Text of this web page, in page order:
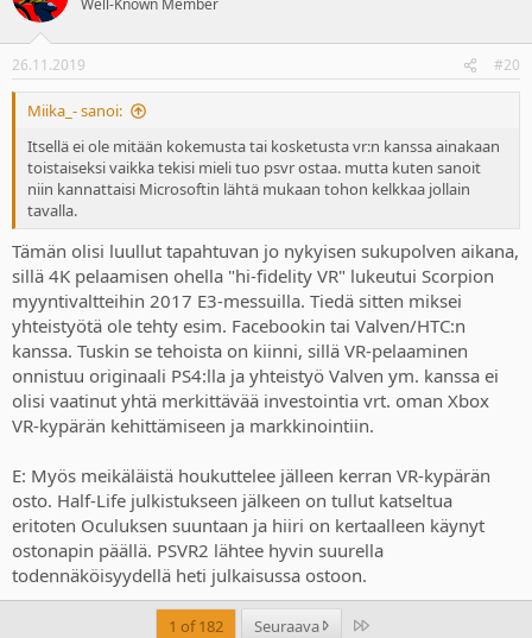
26.11.2019 #20
Miika_- sanoi:
Itsellä ei ole mitään kokemusta tai kosketusta vr:n kanssa ainakaan
toistaiseksi vaikka tekisi mieli tuo psvr ostaa. mutta kuten sanoit
niin kannattaisi Microsoftin lähtä mukaan tohon kelkkaa jollain
tavalla.
Tämän olisi luullut tapahtuvan jo nykyisen sukupolven aikana,
sillä 4K pelaamisen ohella "hi-fidelity VR" lukeutui Scorpion
myyntivaltteihin 2017 E3-messuilla. Tiedä sitten miksei
yhteistyötä ole tehty esim. Facebookin tai Valven/HTC:n
kanssa. Tuskin se tehoista on kiinni, sillä VR-pelaaminen
onnistuu originaali PS4:lla ja yhteistyö Valven ym. kanssa ei
olisi vaatinut yhtä merkittävää investointia vrt. oman Xbox
VR-kypärän kehittämiseen ja markkinointiin.
E: Myös meikäläistä houkuttelee jälleen kerran VR-kypärän
osto. Half-Life julkistukseen jälkeen on tullut katseltua
eritoten Oculuksen suuntaan ja hiiri on kertaalleen käynyt
ostonapin päällä. PSVR2 lähtee hyvin suurella
todennäköisyydellä heti julkaisussa ostoon.
1 of 182 Seuraava Last